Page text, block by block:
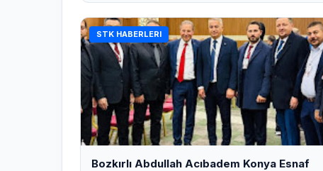
STK HABERLERI
Bozkırlı Abdullah Acıbadem Konya Esnaf